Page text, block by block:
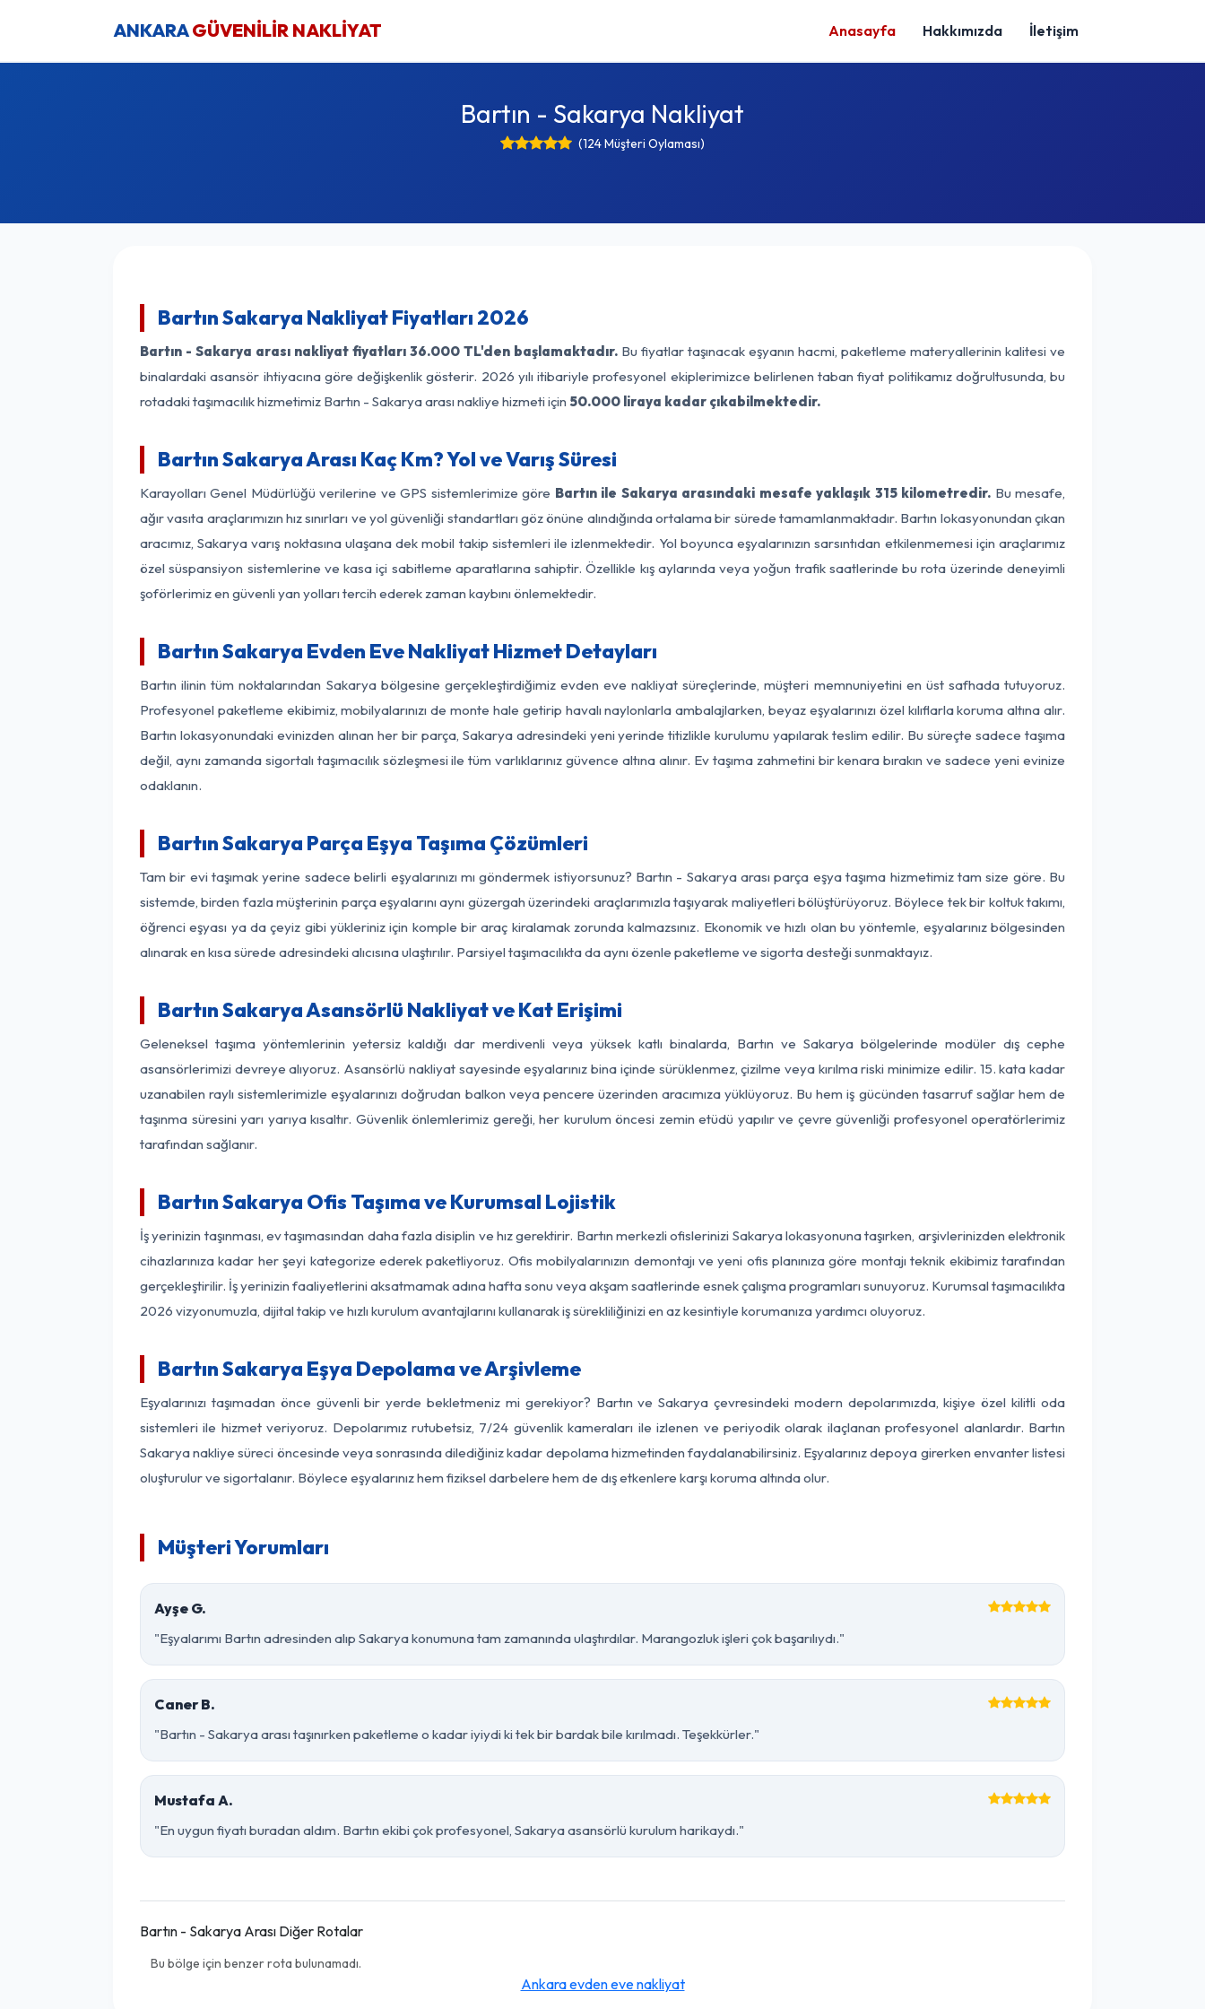
ANKARAGÜVENİLİR NAKLİYAT Anasayfa Hakkımızda İletişim
Bartın - Sakarya Nakliyat
(124 Müşteri Oylaması)
Bartın Sakarya Nakliyat Fiyatları 2026
Bartın - Sakarya arası nakliyat fiyatları 36.000 TL'den başlamaktadır. Bu fiyatlar taşınacak eşyanın hacmi, paketleme materyallerinin kalitesi ve
binalardaki asansör ihtiyacına göre değişkenlik gösterir. 2026 yılı itibariyle profesyonel ekiplerimizce belirlenen taban fiyat politikamız doğrultusunda, bu
rotadaki taşımacılık hizmetimiz Bartın - Sakarya arası nakliye hizmeti için 50.000 liraya kadar çıkabilmektedir.
Bartın Sakarya Arası Kaç Km? Yol ve Varış Süresi
Karayolları Genel Müdürlüğü verilerine ve GPS sistemlerimize göre Bartın ile Sakarya arasındaki mesafe yaklaşık 315 kilometredir. Bu mesafe,
ağır vasıta araçlarımızın hız sınırları ve yol güvenliği standartları göz önüne alındığında ortalama bir sürede tamamlanmaktadır. Bartın lokasyonundan çıkan
aracımız, Sakarya varış noktasına ulaşana dek mobil takip sistemleri ile izlenmektedir. Yol boyunca eşyalarınızın sarsıntıdan etkilenmemesi için araçlarımız
özel süspansiyon sistemlerine ve kasa içi sabitleme aparatlarına sahiptir. Özellikle kış aylarında veya yoğun trafik saatlerinde bu rota üzerinde deneyimli
şoförlerimiz en güvenli yan yolları tercih ederek zaman kaybını önlemektedir.
Bartın Sakarya Evden Eve Nakliyat Hizmet Detayları
Bartın ilinin tüm noktalarından Sakarya bölgesine gerçekleştirdiğimiz evden eve nakliyat süreçlerinde, müşteri memnuniyetini en üst safhada tutuyoruz.
Profesyonel paketleme ekibimiz, mobilyalarınızı de monte hale getirip havalı naylonlarla ambalajlarken, beyaz eşyalarınızı özel kılıflarla koruma altına alır.
Bartın lokasyonundaki evinizden alınan her bir parça, Sakarya adresindeki yeni yerinde titizlikle kurulumu yapılarak teslim edilir. Bu süreçte sadece taşıma
değil, aynı zamanda sigortalı taşımacılık sözleşmesi ile tüm varlıklarınız güvence altına alınır. Ev taşıma zahmetini bir kenara bırakın ve sadece yeni evinize
odaklanın.
Bartın Sakarya Parça Eşya Taşıma Çözümleri
Tam bir evi taşımak yerine sadece belirli eşyalarınızı mı göndermek istiyorsunuz? Bartın - Sakarya arası parça eşya taşıma hizmetimiz tam size göre. Bu
sistemde, birden fazla müşterinin parça eşyalarını aynı güzergah üzerindeki araçlarımızla taşıyarak maliyetleri bölüştürüyoruz. Böylece tek bir koltuk takımı,
öğrenci eşyası ya da çeyiz gibi yükleriniz için komple bir araç kiralamak zorunda kalmazsınız. Ekonomik ve hızlı olan bu yöntemle, eşyalarınız bölgesinden
alınarak en kısa sürede adresindeki alıcısına ulaştırılır. Parsiyel taşımacılıkta da aynı özenle paketleme ve sigorta desteği sunmaktayız.
Bartın Sakarya Asansörlü Nakliyat ve Kat Erişimi
Geleneksel taşıma yöntemlerinin yetersiz kaldığı dar merdivenli veya yüksek katlı binalarda, Bartın ve Sakarya bölgelerinde modüler dış cephe
asansörlerimizi devreye alıyoruz. Asansörlü nakliyat sayesinde eşyalarınız bina içinde sürüklenmez, çizilme veya kırılma riski minimize edilir. 15. kata kadar
uzanabilen raylı sistemlerimizle eşyalarınızı doğrudan balkon veya pencere üzerinden aracımıza yüklüyoruz. Bu hem iş gücünden tasarruf sağlar hem de
taşınma süresini yarı yarıya kısaltır. Güvenlik önlemlerimiz gereği, her kurulum öncesi zemin etüdü yapılır ve çevre güvenliği profesyonel operatörlerimiz
tarafından sağlanır.
Bartın Sakarya Ofis Taşıma ve Kurumsal Lojistik
İş yerinizin taşınması, ev taşımasından daha fazla disiplin ve hız gerektirir. Bartın merkezli ofislerinizi Sakarya lokasyonuna taşırken, arşivlerinizden elektronik
cihazlarınıza kadar her şeyi kategorize ederek paketliyoruz. Ofis mobilyalarınızın demontajı ve yeni ofis planınıza göre montajı teknik ekibimiz tarafından
gerçekleştirilir. İş yerinizin faaliyetlerini aksatmamak adına hafta sonu veya akşam saatlerinde esnek çalışma programları sunuyoruz. Kurumsal taşımacılıkta
2026 vizyonumuzla, dijital takip ve hızlı kurulum avantajlarını kullanarak iş sürekliliğinizi en az kesintiyle korumanıza yardımcı oluyoruz.
Bartın Sakarya Eşya Depolama ve Arşivleme
Eşyalarınızı taşımadan önce güvenli bir yerde bekletmeniz mi gerekiyor? Bartın ve Sakarya çevresindeki modern depolarımızda, kişiye özel kilitli oda
sistemleri ile hizmet veriyoruz. Depolarımız rutubetsiz, 7/24 güvenlik kameraları ile izlenen ve periyodik olarak ilaçlanan profesyonel alanlardır. Bartın
Sakarya nakliye süreci öncesinde veya sonrasında dilediğiniz kadar depolama hizmetinden faydalanabilirsiniz. Eşyalarınız depoya girerken envanter listesi
oluşturulur ve sigortalanır. Böylece eşyalarınız hem fiziksel darbelere hem de dış etkenlere karşı koruma altında olur.
Müşteri Yorumları
Ayşe G.
"Eşyalarımı Bartın adresinden alıp Sakarya konumuna tam zamanında ulaştırdılar. Marangozluk işleri çok başarılıydı."
Caner B.
"Bartın - Sakarya arası taşınırken paketleme o kadar iyiydi ki tek bir bardak bile kırılmadı. Teşekkürler."
Mustafa A.
"En uygun fiyatı buradan aldım. Bartın ekibi çok profesyonel, Sakarya asansörlü kurulum harikaydı."
Bartın - Sakarya Arası Diğer Rotalar
Bu bölge için benzer rota bulunamadı.
Ankara evden eve nakliyat